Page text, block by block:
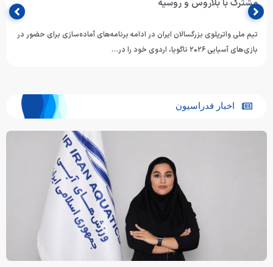
مشترک با بلاروس و روسیه
تیم ملی واترپلوی بزرگسالان ایران در ادامه برنامه‌های آماده‌سازی برای حضور در
بازی‌های آسیایی ۲۰۲۶ ناگویا، اردوی خود را در…
اخبار فدراسیون